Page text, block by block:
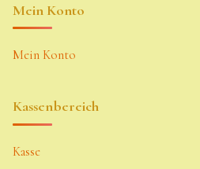
Mein Konto
Mein Konto
Kassenbereich
Kasse